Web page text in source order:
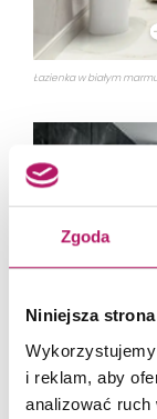
Zgoda
Niniejsza
i reklam, aby
analizować
Łazienka w białym